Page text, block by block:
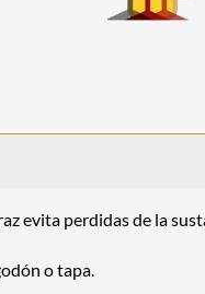
evita perdidas de la
o tapa.